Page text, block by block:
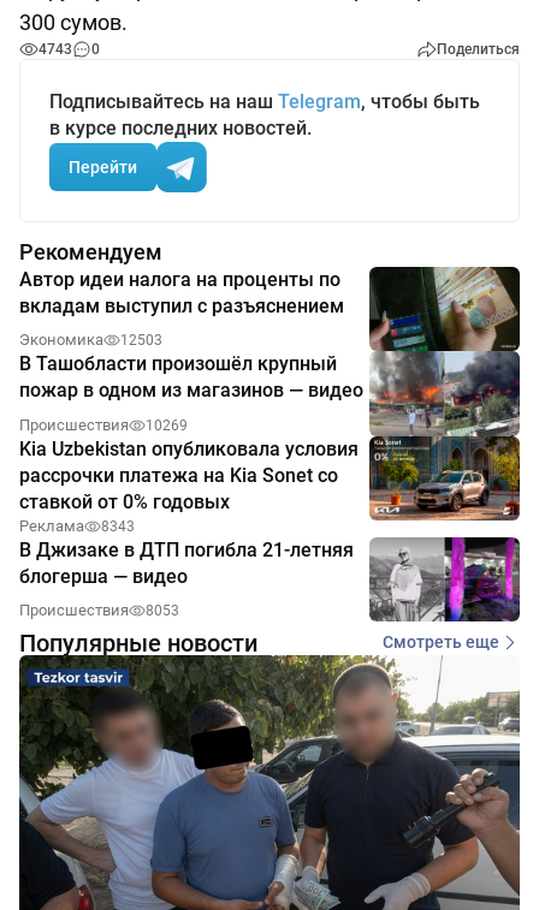
300 сумов.
4743 0 Поделиться
Подписывайтесь на наш Telegram, чтобы быть
в курсе последних новостей.
Перейти
Рекомендуем
Автор идеи налога на проценты по
вкладам выступил с разъяснением
Экономика 12503
В Ташобласти произошёл крупный
пожар в одном из магазинов — видео
Происшествия 10269
Kia Uzbekistan опубликовала условия
рассрочки платежа на Kia Sonet со
ставкой от 0% годовых
Реклама 8343
В Джизаке в ДТП погибла 21-летняя
блогерша — видео
Происшествия 8053
Популярные новости Смотреть еще